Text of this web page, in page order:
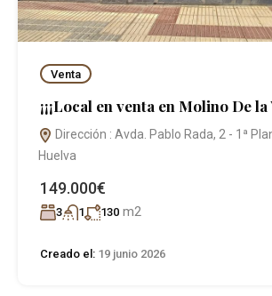
Venta
¡¡¡Local en venta en Molino De la
Dirección : Avda. Pablo Rada, 2 - 1ª
Huelva
149.000€
3 1 130 m2
Creado el: 19 junio 2026